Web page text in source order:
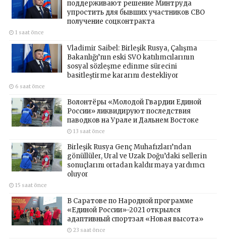
поддерживают решение Минтруда
упростить для бывших участников СВО
получение соцконтракта
1 saat önce
Vladimir Saibel: Birleşik Rusya, Çalışma
Bakanlığı’nın eski SVO katılımcılarının
sosyal sözleşme edinme sürecini
basitleştirme kararını destekliyor
6 saat önce
Волонтёры «Молодой Гвардии Единой
России» ликвидируют последствия
паводков на Урале и Дальнем Востоке
13 saat önce
Birleşik Rusya Genç Muhafızları’ndan
gönüllüler, Ural ve Uzak Doğu’daki sellerin
sonuçlarını ortadan kaldırmaya yardımcı
oluyor
15 saat önce
В Саратове по Народной программе
«Единой России»-2021 открылся
адаптивный спортзал «Новая высота»
23 saat önce